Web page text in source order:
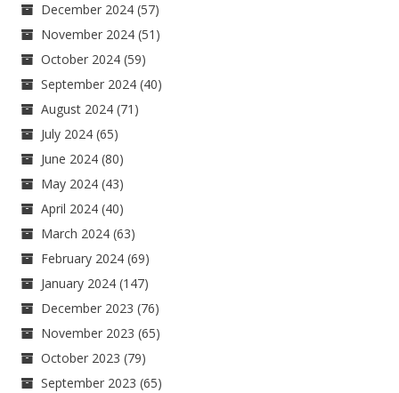
December 2024 (57)
November 2024 (51)
October 2024 (59)
September 2024 (40)
August 2024 (71)
July 2024 (65)
June 2024 (80)
May 2024 (43)
April 2024 (40)
March 2024 (63)
February 2024 (69)
January 2024 (147)
December 2023 (76)
November 2023 (65)
October 2023 (79)
September 2023 (65)